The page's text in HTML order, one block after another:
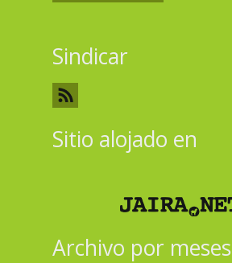
Sindicar
Sitio alojado en
Archivo por meses